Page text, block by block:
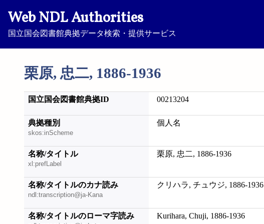
Web NDL Authorities
国立国会図書館典拠データ検索・提供サービス
栗原, 忠二, 1886-1936
国立国会図書館典拠ID 00213204
典拠種別
skos:inScheme
個人名
名称/タイトル
xl:prefLabel
栗原, 忠二, 1886-1936
名称/タイトルのカナ読み
ndl:transcription@ja-Kana
クリハラ, チュウジ, 1886-1936
名称/タイトルのローマ字読み Kurihara, Chuji, 1886-1936